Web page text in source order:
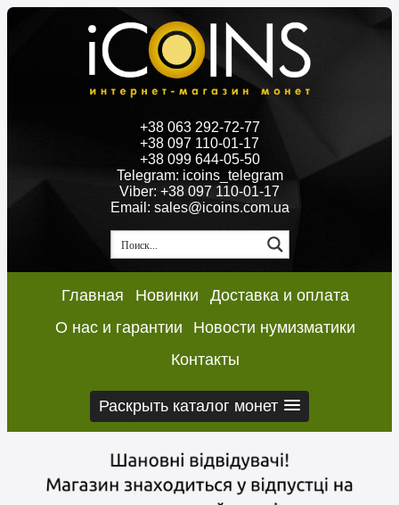
+38 063 292-72-77
+38 097 110-01-17
+38 099 644-05-50
Telegram: icoins_telegram
Viber: +38 097 110-01-17
Email: sales@icoins.com.ua
Главная Новинки
Доставка и оплата
О нас и гарантии
Новости нумизматики
Контакты
Раскрыть каталог монет